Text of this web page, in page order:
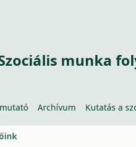
munka
Archívum Kutatás a